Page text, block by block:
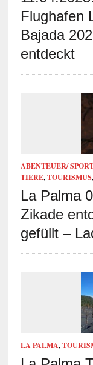
Flughafen
Bajada
entdeckt
ABENTEUER/
TIERE, TOURISMUS,
La Palma
Zikade
gefüllt –
LA PALMA,